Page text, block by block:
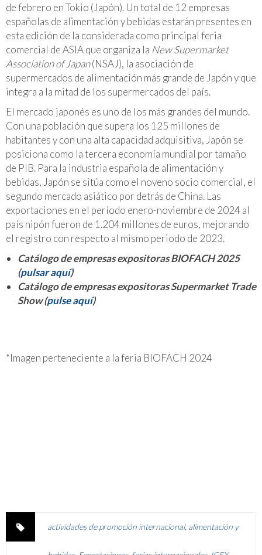
de febrero en Tokio (Japón). Un total de 12 empresas
españolas de alimentación y bebidas estarán presentes en
esta edición de la considerada como principal feria
comercial de ASIA que organiza la New Supermarket
Association of Japan(NSAJ), la asociación de
supermercados de alimentación más grande de Japón y que
integra a la mitad de los supermercados del país.
El mercado japonés es uno de los más grandes del mundo.
Con una población que supera los 125 millones de
habitantes y con una alta capacidad adquisitiva, Japón se
posiciona como la tercera economía mundial por tamaño
de PIB. Para la industria española de alimentación y
bebidas, Japón se sitúa como el noveno socio comercial, el
segundo mercado asiático por detrás de China. Las
exportaciones en el período enero-noviembre de 2024 al
país nipón fueron de 1.204 millones de euros, mejorando
el registro con respecto al mismo periodo de 2023.
Catálogo de empresas expositoras BIOFACH 2025
(pulsar aquí)
Catálogo de empresas expositoras Supermarket Trade
Show (pulse aquí)
*Imagen perteneciente a la feria BIOFACH 2024
actividades de promoción internacional, alimentación y